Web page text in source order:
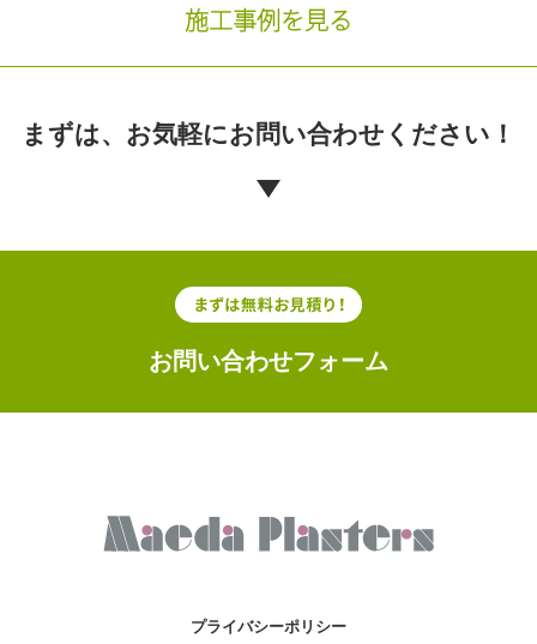
施工事例を見る
まずは、お気軽にお問い合わせください！
お問い合わせフォーム
プライバシーポリシー